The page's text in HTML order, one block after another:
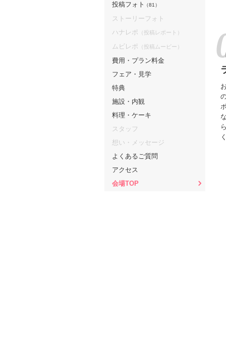
投稿フォト （81）
ストーリーフォト
ハナレポ （投稿レポート）
ムビレポ （投稿ムービー）
費用・プラン料金
フェア・見学
特典
施設・内観
料理・ケーキ
スタッフ
想い・メッセージ
よくあるご質問
アクセス
会場TOP